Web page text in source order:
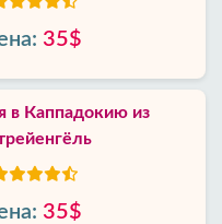
35$
в Каппадокию из
35$